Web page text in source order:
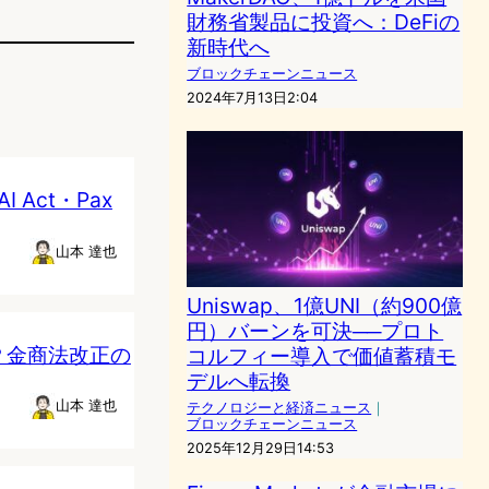
Act・Pax
山本 達也
商法改正の
山本 達也
財務省製品に投資へ：DeFiの
新時代へ
ブロックチェーンニュース
2024年7月13日2:04
Uniswap、1億UNI（約900億
円）バーンを可決──プロト
コルフィー導入で価値蓄積モ
デルへ転換
テクノロジーと経済ニュース ｜
ブロックチェーンニュース
2025年12月29日14:53